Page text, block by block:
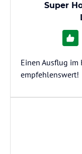
Super
Einen Ausflug im
empfehlenswert!